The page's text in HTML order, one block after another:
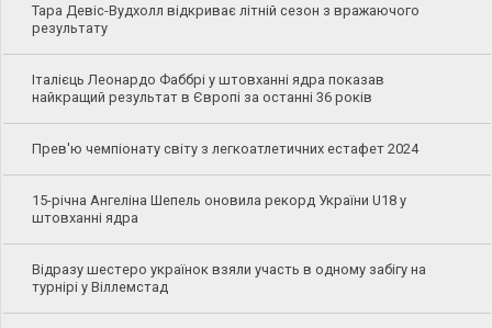
Тара Девіс-Вудхолл відкриває літній сезон з вражаючого
результату
Італієць Леонардо Фаббрі у штовханні ядра показав
найкращий результат в Європі за останні 36 років
Прев'ю чемпіонату світу з легкоатлетичних естафет 2024
15-річна Ангеліна Шепель оновила рекорд України U18 у
штовханні ядра
Відразу шестеро українок взяли участь в одному забігу на
турнірі у Віллемстад